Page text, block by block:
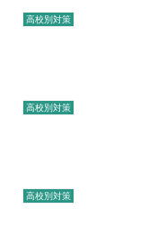
高校別対策
高校別対策
高校別対策